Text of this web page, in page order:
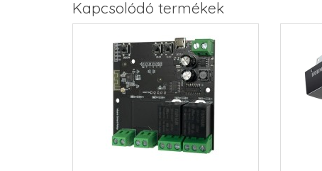
Kapcsolódó termékek